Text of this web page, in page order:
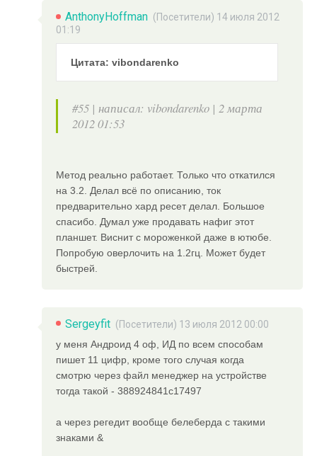
AnthonyHoffman (Посетители) 14 июля 2012
01:19
Цитата: vibondarenko
#55 | написал: vibondarenko | 2 марта
2012 01:53
Метод реально работает. Только что откатился
на 3.2. Делал всё по описанию, ток
предварительно хард ресет делал. Большое
спасибо. Думал уже продавать нафиг этот
планшет. Виснит с мороженкой даже в ютюбе.
Попробую оверлочить на 1.2гц. Может будет
быстрей.
Sergeyfit (Посетители) 13 июля 2012 00:00
у меня Андроид 4 оф, ИД по всем способам
пишет 11 цифр, кроме того случая когда
смотрю через файл менеджер на устройстве
тогда такой - 388924841c17497
а через регедит вообще белеберда с такими
знаками &